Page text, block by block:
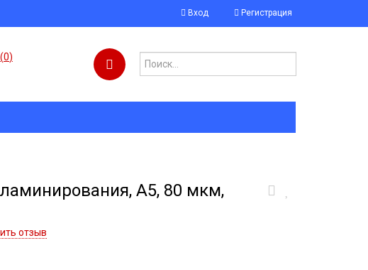
Вход Регистрация
0)
A5, 80 мкм,
отзыв